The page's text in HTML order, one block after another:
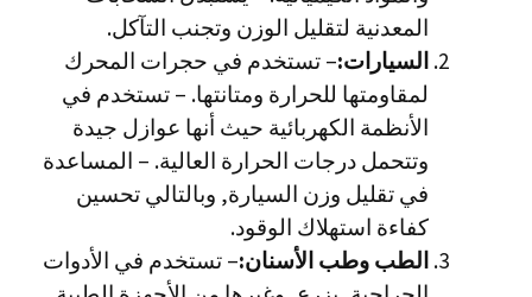
المعدنية لتقليل الوزن وتجنب التآكل.
السيارات:– تستخدم في حجرات المحرك
لمقاومتها للحرارة ومتانتها. – تستخدم في
الأنظمة الكهربائية حيث أنها عوازل جيدة
وتتحمل درجات الحرارة العالية. – المساعدة
في تقليل وزن السيارة, وبالتالي تحسين
كفاءة استهلاك الوقود.
الطب وطب الأسنان:– تستخدم في الأدوات